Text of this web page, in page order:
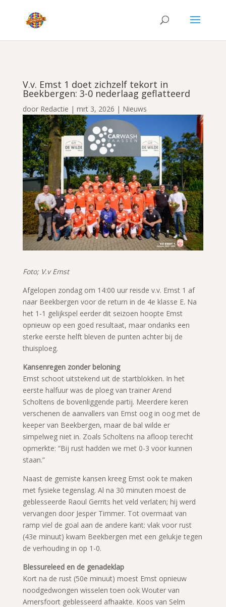
V.v. Emst 1 doet zichzelf tekort in
Beekbergen: 3-0 nederlaag geflatteerd
door Redactie | mrt 3, 2026 | Nieuws
Foto; V.v Emst
Afgelopen zondag om 14:00 uur reisde v.v. Emst 1 af
naar Beekbergen voor de return in de 4e klasse E. Na
het 1-1 gelijkspel eerder dit seizoen hoopte Emst
opnieuw op een goed resultaat, maar ondanks een
sterke eerste helft bleven de punten achter bij de
thuisploeg.
Kansenregen zonder beloning
Emst schoot uitstekend uit de startblokken. In het
eerste halfuur was de ploeg van trainer Arend
Scholtens de bovenliggende partij. Meerdere keren
verschenen de aanvallers van Emst oog in oog met de
keeper van Beekbergen, maar de bal wilde er
simpelweg niet in. Zoals Scholtens na afloop terecht
opmerkte: “Bij rust hadden we met 0-3 voor kunnen
staan.”
Naast de gemiste kansen kreeg Emst ook te maken
met fysieke tegenslag. Al na 30 minuten moest de
geblesseerde Raoul Gerrits het veld verlaten; hij werd
vervangen door Jesper Timmer. Tot overmaat van
ramp viel de goal aan de andere kant: vlak voor rust
(43e minuut) kwam Beekbergen met een gelukje tegen
de verhouding in op 1-0.
Blessureleed en de genadeklap
Kort na de rust (50e minuut) moest Emst opnieuw
noodgedwongen wisselen toen ook Wouter van
Amersfoort geblesseerd afhaakte. Koos van Selm